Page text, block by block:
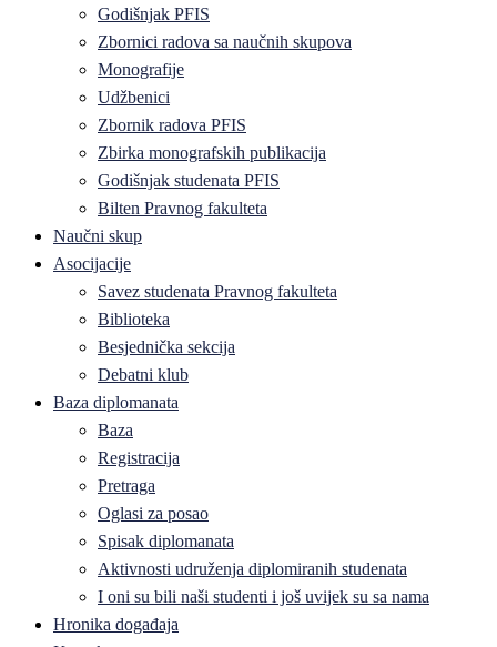
Godišnjak PFIS
Zbornici radova sa naučnih skupova
Monografije
Udžbenici
Zbornik radova PFIS
Zbirka monografskih publikacija
Godišnjak studenata PFIS
Bilten Pravnog fakulteta
Naučni skup
Asocijacije
Savez studenata Pravnog fakulteta
Biblioteka
Besjednička sekcija
Debatni klub
Baza diplomanata
Baza
Registracija
Pretraga
Oglasi za posao
Spisak diplomanata
Aktivnosti udruženja diplomiranih studenata
I oni su bili naši studenti i još uvijek su sa nama
Hronika događaja